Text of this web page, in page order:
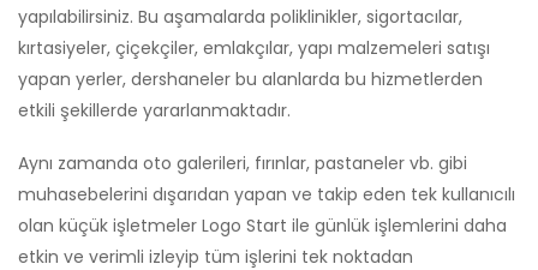
yapılabilirsiniz. Bu aşamalarda poliklinikler, sigortacılar,
kırtasiyeler, çiçekçiler, emlakçılar, yapı malzemeleri satışı
yapan yerler, dershaneler bu alanlarda bu hizmetlerden
etkili şekillerde yararlanmaktadır.
Aynı zamanda oto galerileri, fırınlar, pastaneler vb. gibi
muhasebelerini dışarıdan yapan ve takip eden tek kullanıcılı
olan küçük işletmeler Logo Start ile günlük işlemlerini daha
etkin ve verimli izleyip tüm işlerini tek noktadan